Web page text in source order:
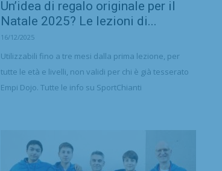
Un’idea di regalo originale per il
Natale 2025? Le lezioni di...
16/12/2025
Utilizzabili fino a tre mesi dalla prima lezione, per
tutte le età e livelli, non validi per chi è già tesserato
Empi Dojo. Tutte le info su SportChianti